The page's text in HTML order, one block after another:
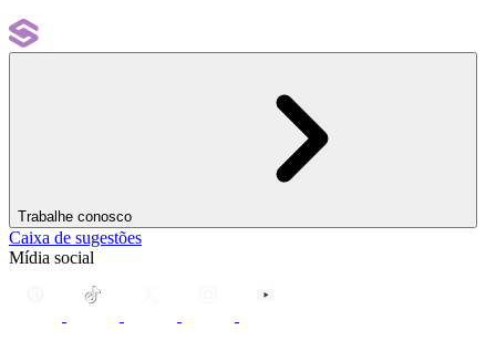
Trabalhe conosco
Caixa de sugestões
Mídia social